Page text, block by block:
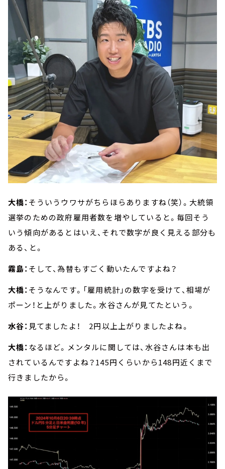
大橋： そういうウワサがちらほらありますね（笑）。大統領
選挙のための政府雇用者数を増やしていると。毎回そう
いう傾向があるとはいえ、それで数字が良く見える部分も
ある、と。
霧島： そして、為替もすごく動いたんですよね？
大橋： そうなんです。「雇用統計」の数字を受けて、相場が
ポーン！と上がりました。水谷さんが見てたという。
水谷： 見てましたよ！ 2円以上上がりましたよね。
大橋： なるほど。メンタルに関しては、水谷さんは本も出
されているんですよね？145円くらいから148円近くまで
行きましたから。